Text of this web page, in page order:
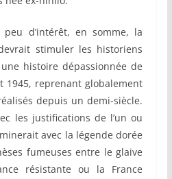
d’intérêt, en somme, la
stimuler les historiens
histoire dépassionnée de
1945, reprenant globalement
depuis un demi-siècle.
les justifications de l’un ou
avec la légende dorée
fumeuses entre le glaive
résistante ou la France